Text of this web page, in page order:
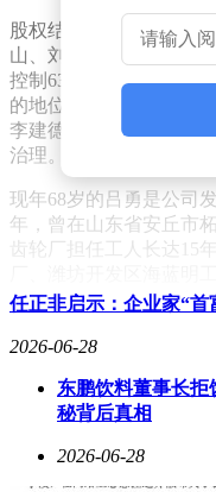
股权结构方面，吕勇直
山、刘秀岚、吕依蒙、
控制63.78%的表决权，
的地位。其中，高山与
李建德分别为其弟妹、
治理。
现年68岁的吕勇是公司
年，曾在山东省安丘市
齿轮厂担任工人长达15
经验。1996年，吕勇创
丘市创立潍坊精华工程
陆续担任精华有限、达
的董事长或总经理职务
的产业布局。
任正非启示：企业家“
2026-06-28
东鹏饮料董事长
秘背后真相
2026-06-28